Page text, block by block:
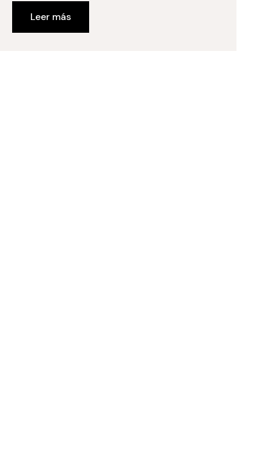
Leer más